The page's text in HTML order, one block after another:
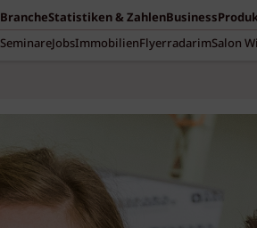
BrancheStatistiken & ZahlenBusiness
SeminareJobsImmobilienFlyerradarimSalon